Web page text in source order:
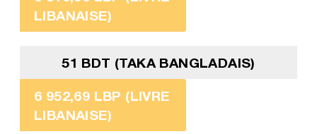
LIBANAISE)
51 BDT (TAKA BANGLADAIS)
6 952,69 LBP (LIVRE
LIBANAISE)